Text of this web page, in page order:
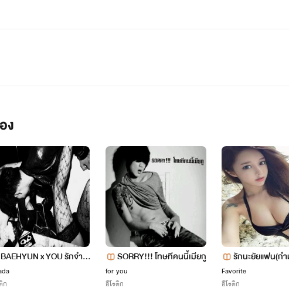
ง
BAEHYUN x YOU รักจำย
อม~~
ก
SORRY!!! โทษทีคนนี้เมียกู
for you
อีโรติก
รักนะยัยแฟน(ก
Favorite
อีโรติก